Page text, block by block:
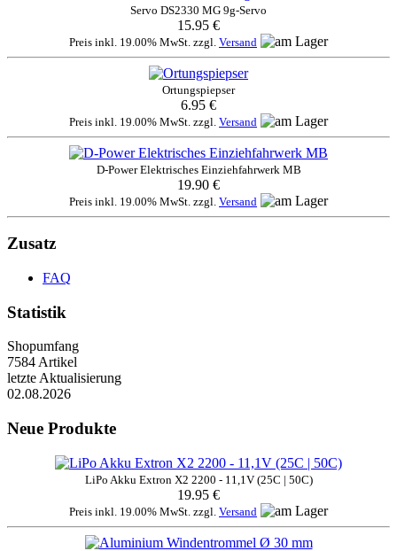
Servo DS2330 MG 9g-Servo
15.95 €
Preis inkl. 19.00% MwSt. zzgl. Versand
Ortungspiepser
6.95 €
Preis inkl. 19.00% MwSt. zzgl. Versand
D-Power Elektrisches Einziehfahrwerk MB
19.90 €
Preis inkl. 19.00% MwSt. zzgl. Versand
Zusatz
FAQ
Statistik
Shopumfang
7584 Artikel
letzte Aktualisierung
02.08.2026
Neue Produkte
LiPo Akku Extron X2 2200 - 11,1V (25C | 50C)
19.95 €
Preis inkl. 19.00% MwSt. zzgl. Versand